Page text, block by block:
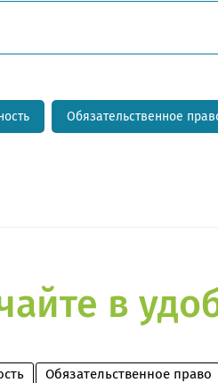
Обязательственное
в
Обязательственное право